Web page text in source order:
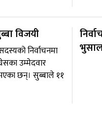
विजयी
निर्वाचनमा
उम्मेदवार
छन्। सुब्बाले ११